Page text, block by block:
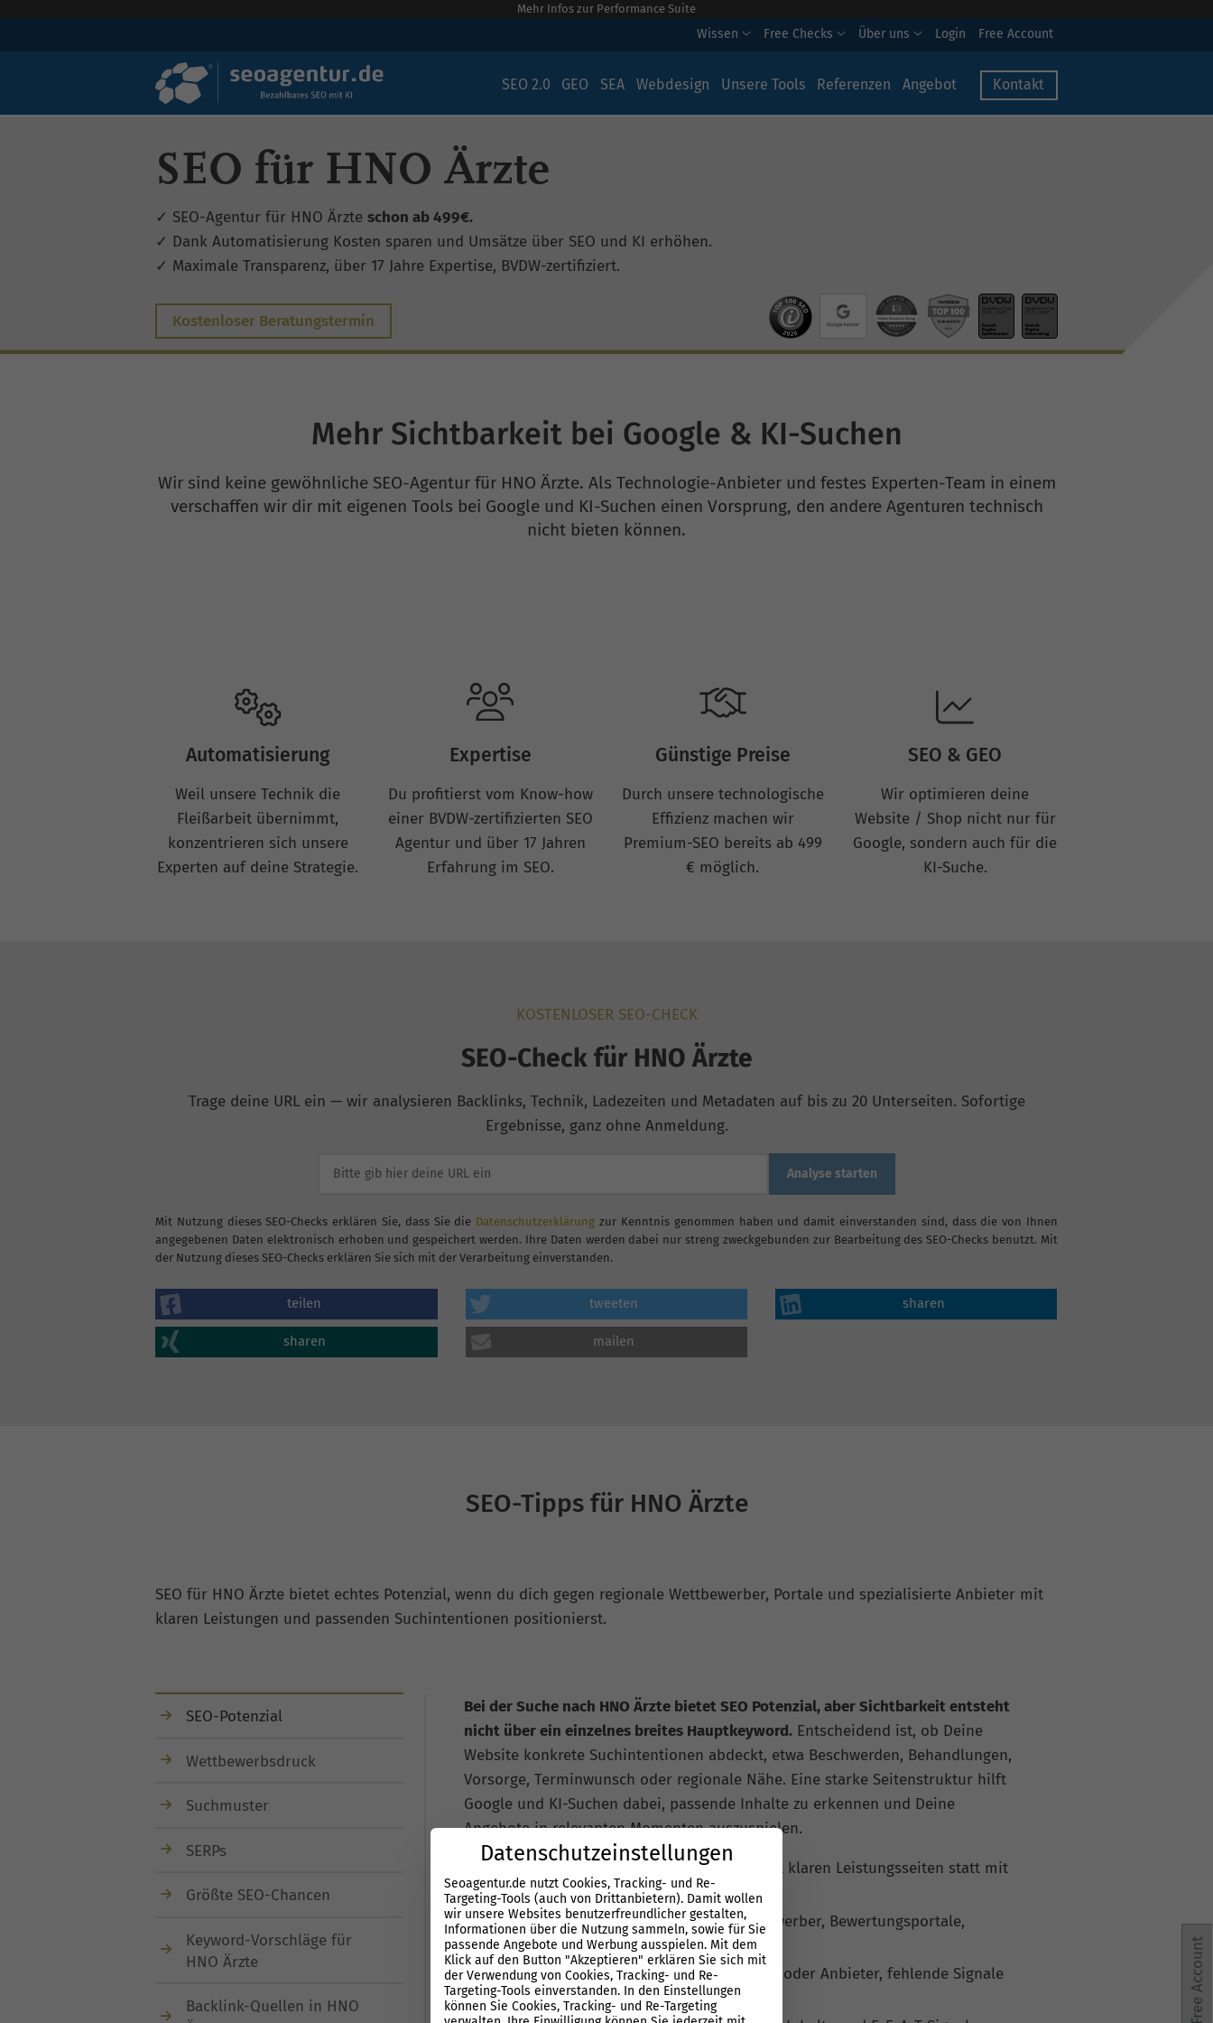
Mehr Infos zur Performance Suite
Wissen Free Checks Über uns Login Free Account
SEO 2.0 GEO SEA Webdesign Unsere Tools Referenzen Angebot Kontakt
SEO für HNO Ärzte
✓ SEO-Agentur für HNO Ärzte schon ab 499€.
✓ Dank Automatisierung Kosten sparen und Umsätze über SEO und KI erhöhen.
✓ Maximale Transparenz, über 17 Jahre Expertise, BVDW-zertifiziert.
Kostenloser Beratungstermin
Mehr Sichtbarkeit bei Google & KI-Suchen
Wir sind keine gewöhnliche SEO-Agentur für HNO Ärzte. Als Technologie-Anbieter und festes Experten-Team in einem
verschaffen wir dir mit eigenen Tools bei Google und KI-Suchen einen Vorsprung, den andere Agenturen technisch
nicht bieten können.
Automatisierung
Weil unsere Technik die
Fleißarbeit übernimmt,
konzentrieren sich unsere
Experten auf deine Strategie.
Expertise
Du profitierst vom Know-how
einer BVDW-zertifizierten SEO
Agentur und über 17 Jahren
Erfahrung im SEO.
Günstige Preise
Durch unsere technologische
Effizienz machen wir
Premium-SEO bereits ab 499
€ möglich.
SEO & GEO
Wir optimieren deine
Website / Shop nicht nur für
Google, sondern auch für die
KI-Suche.
KOSTENLOSER SEO-CHECK
SEO-Check für HNO Ärzte
Trage deine URL ein — wir analysieren Backlinks, Technik, Ladezeiten und Metadaten auf bis zu 20 Unterseiten. Sofortige
Ergebnisse, ganz ohne Anmeldung.
Analyse starten
Mit Nutzung dieses SEO-Checks erklären Sie, dass Sie die Datenschutzerklärung zur Kenntnis genommen haben und damit einverstanden sind, dass die von Ihnen
angegebenen Daten elektronisch erhoben und gespeichert werden. Ihre Daten werden dabei nur streng zweckgebunden zur Bearbeitung des SEO-Checks benutzt. Mit
der Nutzung dieses SEO-Checks erklären Sie sich mit der Verarbeitung einverstanden.
teilen tweeten sharen
sharen mailen
SEO-Tipps für HNO Ärzte
SEO für HNO Ärzte bietet echtes Potenzial, wenn du dich gegen regionale Wettbewerber, Portale und spezialisierte Anbieter mit
klaren Leistungen und passenden Suchintentionen positionierst.
SEO-Potenzial
Wettbewerbsdruck
Suchmuster
SERPs
Größte SEO-Chancen
Keyword-Vorschläge für
HNO Ärzte
Backlink-Quellen in HNO
Bei der Suche nach HNO Ärzte bietet SEO Potenzial, aber Sichtbarkeit entsteht
nicht über ein einzelnes breites Hauptkeyword. Entscheidend ist, ob Deine
Website konkrete Suchintentionen abdeckt, etwa Beschwerden, Behandlungen,
Vorsorge, Terminwunsch oder regionale Nähe. Eine starke Seitenstruktur hilft
Google und KI-Suchen dabei, passende Inhalte zu erkennen und Deine
Angebote in relevanten Momenten auszuspielen.
SEO für HNO Ärzte funktioniert besser mit klaren Leistungsseiten statt mit
einer allgemeinen Startseite.
Wettbewerb entsteht durch direkte Mitbewerber, Bewertungsportale,
Verzeichnisse und spezialisierte Anbieter.
KI-Suchen nennen häufig konkrete Praxen oder Anbieter, fehlende Signale
kosten dort zusätzliche Reichweite.
Free Account
Datenschutzeinstellungen
Seoagentur.de nutzt Cookies, Tracking- und Re-
Targeting-Tools (auch von Drittanbietern). Damit wollen
wir unsere Websites benutzerfreundlicher gestalten,
Informationen über die Nutzung sammeln, sowie für Sie
passende Angebote und Werbung ausspielen. Mit dem
Klick auf den Button "Akzeptieren" erklären Sie sich mit
der Verwendung von Cookies, Tracking- und Re-
Targeting-Tools einverstanden. In den Einstellungen
können Sie Cookies, Tracking- und Re-Targeting